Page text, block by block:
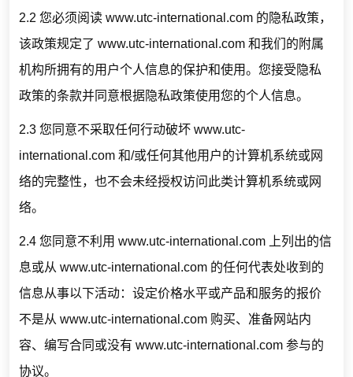
2.2 您必须阅读 www.utc-international.com 的隐私政策，
该政策规定了 www.utc-international.com 和我们的附属
机构所拥有的用户个人信息的保护和使用。您接受隐私
政策的条款并同意根据隐私政策使用您的个人信息。
2.3 您同意不采取任何行动破坏 www.utc-
international.com 和/或任何其他用户的计算机系统或网
络的完整性，也不会未经授权访问此类计算机系统或网
络。
2.4 您同意不利用 www.utc-international.com 上列出的信
息或从 www.utc-international.com 的任何代表处收到的
信息从事以下活动：设定价格水平或产品和服务的报价
不是从 www.utc-international.com 购买、准备网站内
容、编写合同或没有 www.utc-international.com 参与的
协议。